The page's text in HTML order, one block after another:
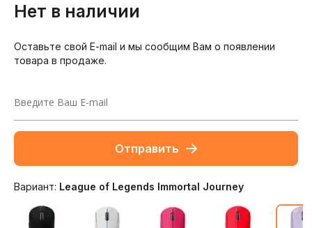
Нет в наличии
Оставьте свой E-mail и мы сообщим Вам о появлении
товара в продаже.
Отправить
Вариант: League of Legends Immortal Journey